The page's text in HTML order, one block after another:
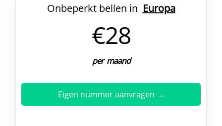
Onbeperkt bellen in Europa
€28
per maand
Eigen nummer aanvragen →